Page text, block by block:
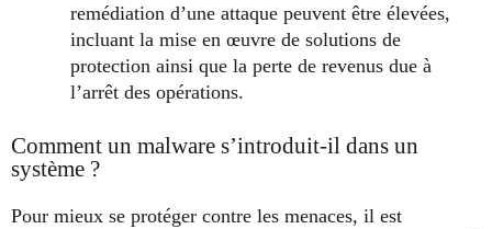
remédiation d’une attaque peuvent être élevées,
incluant la mise en œuvre de solutions de
protection ainsi que la perte de revenus due à
l’arrêt des opérations.
Comment un malware s’introduit-il dans un
système ?
Pour mieux se protéger contre les menaces, il est